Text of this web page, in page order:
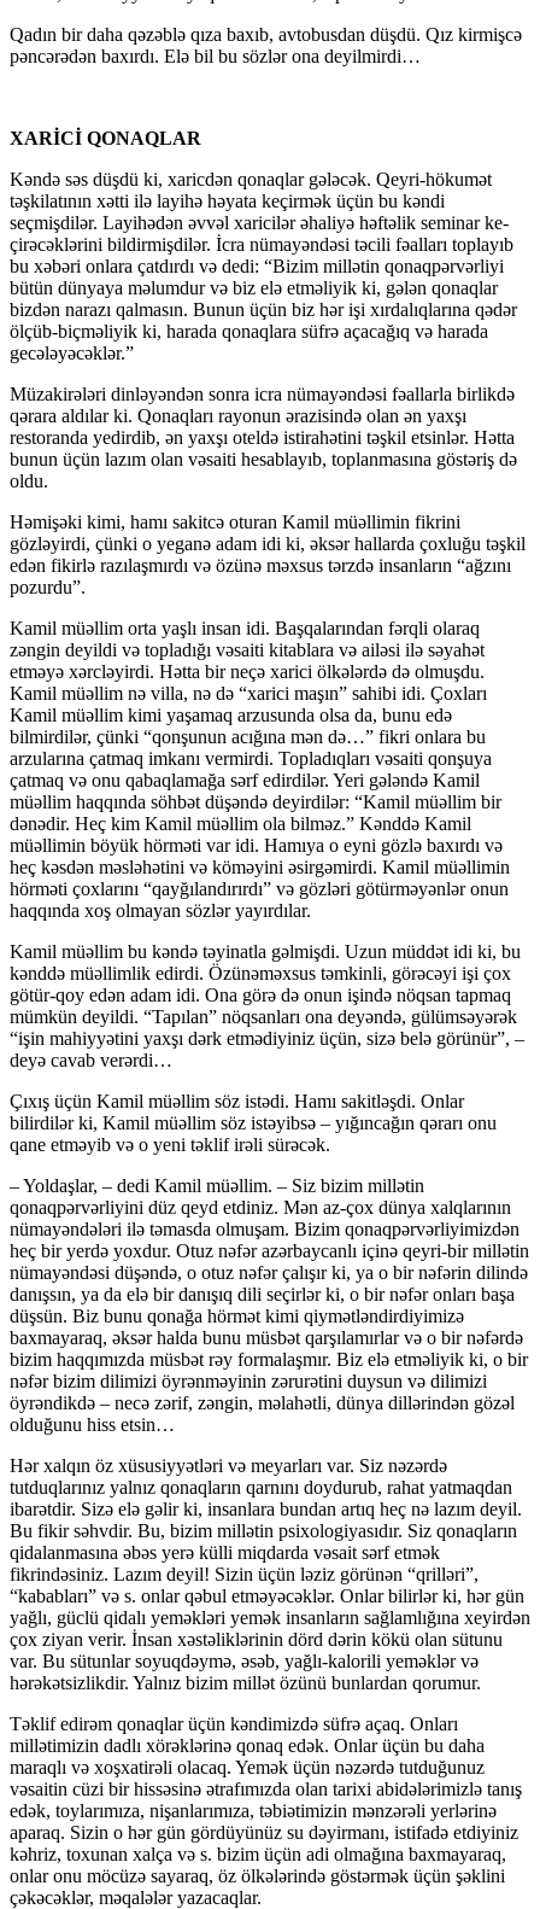
Qadın bir daha qəzəblə qıza baxıb, avto­bus­dan düşdü. Qız kirmişcə
pəncərədən baxırdı. Elə bil bu sözlər ona deyilmirdi…
XARİCİ QONAQLAR
Kəndə səs düşdü ki, xaricdən qonaqlar gə­ləcək. Qeyri-hökumət
təşkilatının xətti ilə layihə hə­yata keçirmək üçün bu kəndi
seçmişdilər. La­yi­hədən əvvəl xaricilər əhaliyə həftəlik seminar ke­
çirəcəklərini bildirmişdilər. İcra nümayəndəsi təcili fəalları toplayıb
bu xəbəri onlara çatdırdı və dedi: “Bizim millətin qonaqpərvərliyi
bütün dün­yaya məlumdur və biz elə etməliyik ki, gələn qonaqlar
bizdən narazı qalmasın. Bunun üçün biz hər işi xır­dalıqlarına qədər
ölçüb-biçməliyik ki, harada qo­naqlara süfrə açacağıq və harada
gecələyəcəklər.”
Müzakirələri dinləyəndən sonra icra nüma­yəndəsi fəallarla birlikdə
qərara aldılar ki. Qonaq­ları rayonun ərazisində olan ən yaxşı
restoranda yedirdib, ən yaxşı oteldə istirahətini təşkil etsinlər. Hətta
bunun üçün lazım olan vəsaiti hesablayıb, toplanmasına göstəriş də
oldu.
Həmişəki kimi, hamı sakitcə oturan Kamil müəllimin fikrini
gözləyirdi, çünki o yeganə adam idi ki, əksər hallarda çoxluğu təşkil
edən fikirlə razılaşmırdı və özünə məxsus tərzdə insanların “ağzını
pozurdu”.
Kamil müəllim orta yaşlı insan idi. Baş­qa­larından fərqli olaraq
zəngin deyildi və topladığı vəsaiti kitablara və ailəsi ilə səyahət
etməyə xərc­ləyirdi. Hətta bir neçə xarici ölkələrdə də olmuşdu.
Kamil müəllim nə villa, nə də “xarici maşın” sahibi idi. Çoxları
Kamil müəllim kimi yaşamaq arzu­sunda olsa da, bunu edə
bilmirdilər, çünki “qon­şunun acığına mən də…” fikri onlara bu
arzularına çatmaq imkanı vermirdi. Topladıqları vəsaiti qon­şuya
çatmaq və onu qabaqlamağa sərf edirdilər. Yeri gələndə Kamil
müəllim haqqında söhbət düşəndə deyirdilər: “Kamil müəllim bir
dənədir. Heç kim Kamil müəllim ola bilməz.” Kənddə Kamil
müəllimin böyük hörməti var idi. Hamıya o eyni gözlə baxırdı və
heç kəsdən məsləhətini və köməyini əsirgəmirdi. Kamil müəllimin
hörməti çoxlarını “qayğılandırırdı” və gözləri götürmə­yən­lər onun
haqqında xoş olmayan sözlər yayırdılar.
Kamil müəllim bu kəndə təyinatla gəlmişdi. Uzun müddət idi ki, bu
kənddə müəllimlik edirdi. Özünəməxsus təmkinli, görəcəyi işi çox
götür-qoy edən adam idi. Ona görə də onun işində nöqsan tapmaq
mümkün deyildi. “Tapılan” nöqsanları ona deyəndə, gülümsəyərək
“işin mahiyyətini yaxşı dərk etmədiyiniz üçün, sizə belə görünür”, –
deyə cavab verərdi…
Çıxış üçün Kamil müəllim söz istədi. Hamı sakitləşdi. Onlar
bilirdilər ki, Kamil müəllim söz istəyibsə – yığıncağın qərarı onu
qane etməyib və o yeni təklif irəli sürəcək.
– Yoldaşlar, – dedi Kamil müəllim. – Siz bizim millətin
qonaqpərvərliyini düz qeyd etdiniz. Mən az-çox dünya xalqlarının
nümayəndələri ilə təmasda olmuşam. Bizim qonaqpərvərliyimizdən
heç bir yerdə yoxdur. Otuz nəfər azərbaycanlı içinə qeyri-bir millətin
nümayəndəsi düşəndə, o otuz nəfər çalışır ki, ya o bir nəfərin dilində
danışsın, ya da elə bir danışıq dili seçirlər ki, o bir nəfər onları başa
düşsün. Biz bunu qonağa hörmət kimi qiy­mətləndirdiyimizə
baxmayaraq, əksər halda bunu müsbət qarşılamırlar və o bir nəfərdə
bizim haq­qımızda müsbət rəy formalaşmır. Biz elə et­məliyik ki, o bir
nəfər bizim dilimizi öyrən­məyinin zəru­rətini duysun və dilimizi
öyrəndikdə – necə zərif, zəngin, məlahətli, dünya dillərindən gözəl
oldu­ğunu hiss etsin…
Hər xalqın öz xüsusiyyətləri və meyarları var. Siz nəzərdə
tutduqlarınız yalnız qonaqların qarnını doydurub, rahat yatmaqdan
ibarətdir. Sizə elə gəlir ki, insanlara bundan artıq heç nə lazım deyil.
Bu fikir səhvdir. Bu, bizim millətin psixolo­giyasıdır. Siz qonaqların
qidalanmasına əbəs yerə külli miqdarda vəsait sərf etmək
fikrindəsiniz. Lazım deyil! Sizin üçün ləziz görünən “qrilləri”,
“kababları” və s. onlar qəbul etməyəcəklər. Onlar bilirlər ki, hər gün
yağlı, güclü qidalı yeməkləri yemək insanların sağlamlığına xeyirdən
çox ziyan verir. İnsan xəstəliklərinin dörd dərin kökü olan sütunu
var. Bu sütunlar soyuqdəymə, əsəb, yağlı-kalorili yeməklər və
hərəkətsizlikdir. Yalnız bizim millət özünü bunlardan qorumur.
Təklif edirəm qonaqlar üçün kəndimizdə süfrə açaq. Onları
millətimizin dadlı xörəklərinə qonaq edək. Onlar üçün bu daha
maraqlı və xoş­xatirəli olacaq. Yemək üçün nəzərdə tutduğunuz
vəsaitin cüzi bir hissəsinə ətrafımızda olan tarixi abidələrimizlə tanış
edək, toylarımıza, nişanları­mıza, təbiətimizin mənzərəli yerlərinə
aparaq. Sizin o hər gün gördüyünüz su dəyirmanı, istifadə etdiyiniz
kəhriz, toxunan xalça və s. bizim üçün adi olmağına baxmayaraq,
onlar onu möcüzə sa­yaraq, öz ölkələrində göstərmək üçün şəklini
çə­kəcəklər, məqalələr yazacaqlar.